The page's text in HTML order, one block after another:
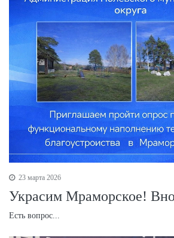
23 марта 2026
Украсим Мраморское!
Есть вопрос...